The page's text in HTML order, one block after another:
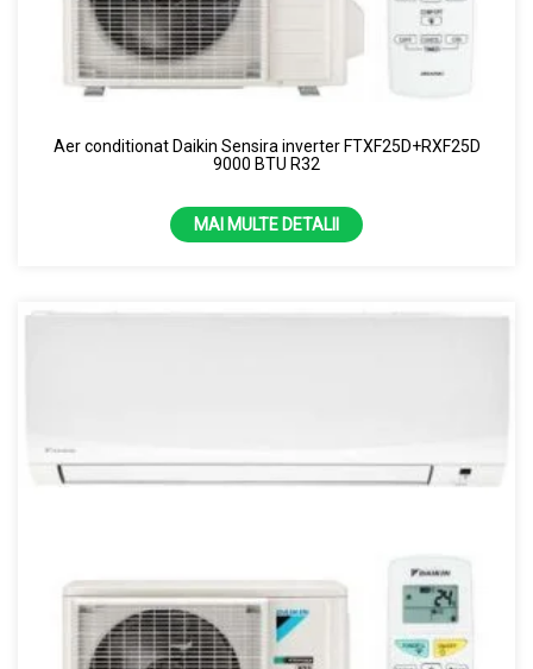
Aer conditionat Daikin Sensira inverter FTXF25D+RXF25D
9000 BTU R32
MAI MULTE DETALII